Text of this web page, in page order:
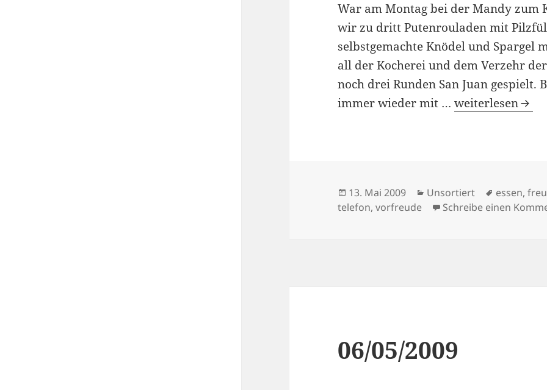
War am Montag bei der Mandy zum
wir zu dritt Putenrouladen mit
selbstgemachte Knödel und Spargel
all der Kocherei und dem Verzehr
noch drei Runden San Juan gespielt.
immer wieder mit …13/05/2009
weiterlesen
Veröffentlicht
am
13. Mai 2009 Kategorien
Unsortiert essen,
telefon,vorfreude Schreibe einen
06/05/2009